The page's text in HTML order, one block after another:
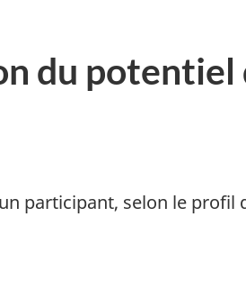
du potentiel
participant, selon le profil